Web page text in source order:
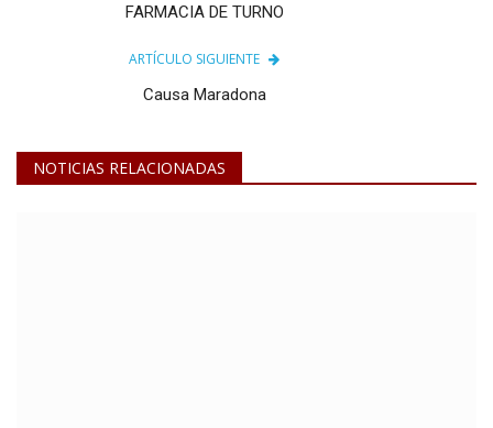
FARMACIA DE TURNO
ARTÍCULO SIGUIENTE
Causa Maradona
NOTICIAS RELACIONADAS